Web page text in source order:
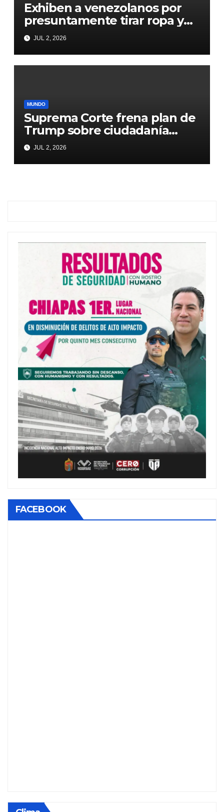
Exhiben a venezolanos por
presuntamente tirar ropa y
comida que les llegaron de
donaciones
JUL 2, 2026
MUNDO
Suprema Corte frena plan de
Trump sobre ciudadanía
natal
JUL 2, 2026
FACEBOOK